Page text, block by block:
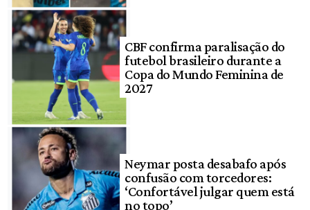
CBF confirma paralisação do
futebol brasileiro durante a
Copa do Mundo Feminina de
2027
Neymar posta desabafo após
confusão com torcedores:
‘Confortável julgar quem está
no topo’